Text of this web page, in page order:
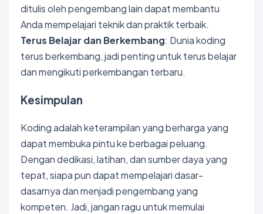
ditulis oleh pengembang lain dapat membantu
Anda mempelajari teknik dan praktik terbaik.
Terus Belajar dan Berkembang: Dunia koding
terus berkembang, jadi penting untuk terus belajar
dan mengikuti perkembangan terbaru.
Kesimpulan
Koding adalah keterampilan yang berharga yang
dapat membuka pintu ke berbagai peluang.
Dengan dedikasi, latihan, dan sumber daya yang
tepat, siapa pun dapat mempelajari dasar-
dasarnya dan menjadi pengembang yang
kompeten. Jadi, jangan ragu untuk memulai